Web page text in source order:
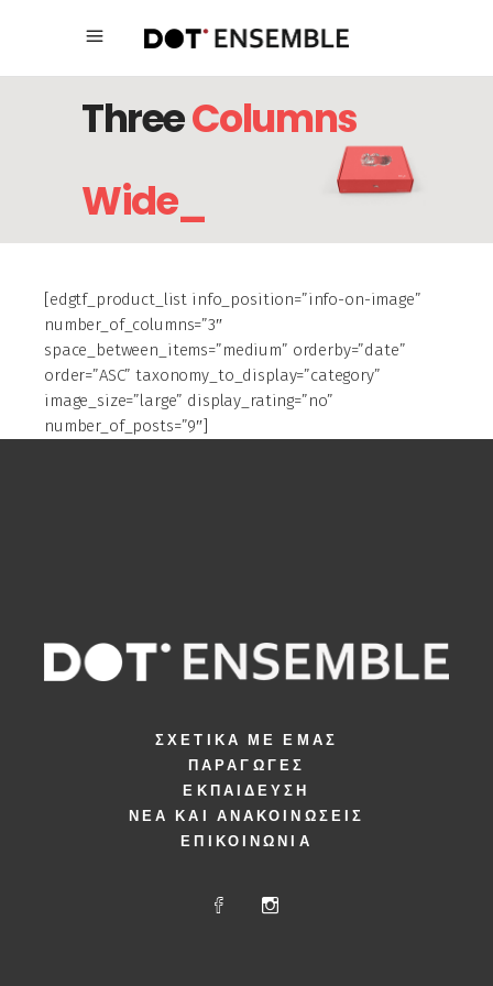
ThreeColumns
Wide_
[edgtf_product_list info_position=”info-on-image”
number_of_columns=”3″
space_between_items=”medium” orderby=”date”
order=”ASC” taxonomy_to_display=”category”
image_size=”large” display_rating=”no”
number_of_posts=”9″]
ΣΧΕΤΙΚΆ ΜΕ ΕΜΆΣ
ΠΑΡΑΓΩΓΈΣ
ΕΚΠΑΊΔΕΥΣΗ
ΝΈΑ ΚΑΙ ΑΝΑΚΟΙΝΏΣΕΙΣ
ΕΠΙΚΟΙΝΩΝΊΑ